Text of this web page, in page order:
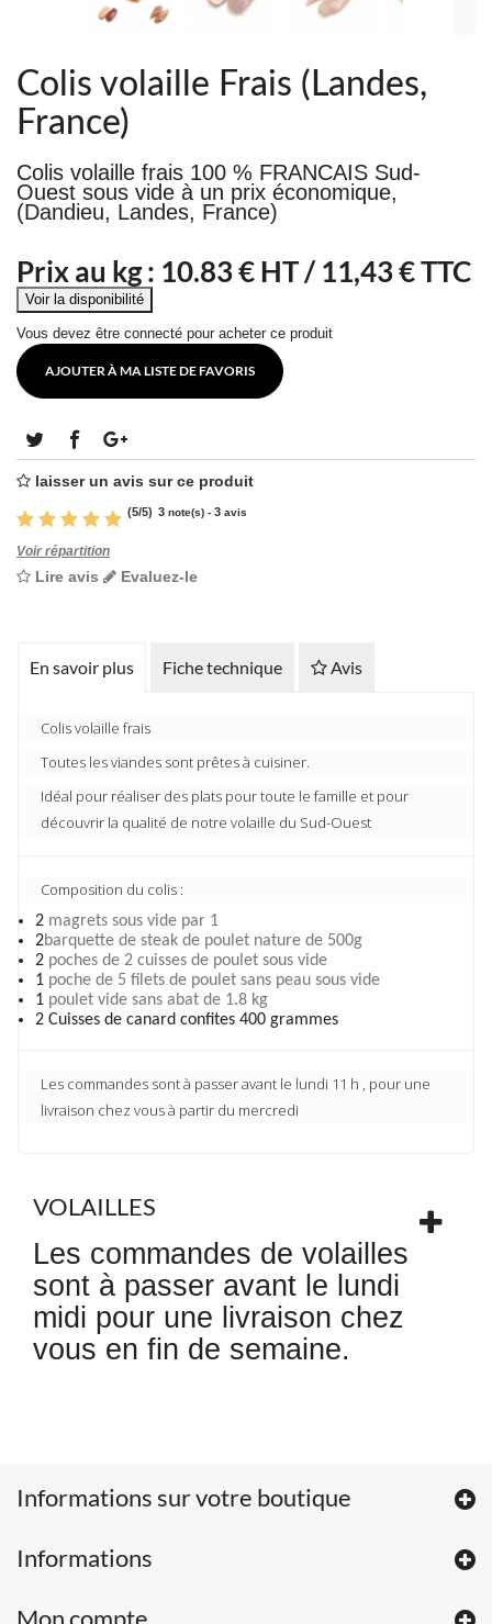
Colis volaille Frais (Landes,
France)
Colis volaille frais 100 % FRANCAIS Sud-
Ouest sous vide à un prix économique,
(Dandieu, Landes, France)
Prix au kg : 10.83€ HT /11,43 € TTC
Vous devez être connecté pour acheter ce produit
AJOUTER À MA LISTE DE FAVORIS
laisser un avis sur ce produit
(5/5) 3 note(s) - 3 avis
Voir répartition
Lire avis Evaluez-le
En savoir plus Fiche technique Avis
Colis volaille frais
Toutes les viandes sont prêtes à cuisiner.
Idéal pour réaliser des plats pour toute le famille et pour
découvrir la qualité de notre volaille du Sud-Ouest
Composition du colis :
2 magrets sous vide par 1
2barquette de steak de poulet nature de 500g
2 poches de 2 cuisses de poulet sous vide
1 poche de 5 filets de poulet sans peau sous vide
1 poulet vide sans abat de 1.8 kg
2 Cuisses de canard confites 400 grammes
Les commandes sont à passer avant le lundi 11 h , pour une
livraison chez vous à partir du mercredi
VOLAILLES
Les commandes de volailles
sont à passer avant le lundi
midi pour une livraison chez
vous en fin de semaine.
Informations sur votre boutique
Informations